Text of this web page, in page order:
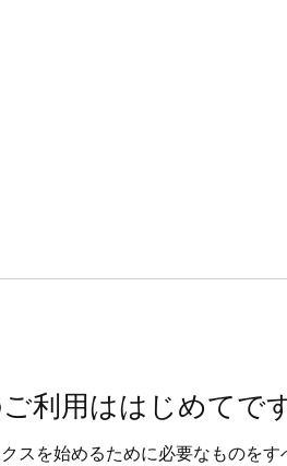
ご利用ははじめてで
スを始めるために必要なものを